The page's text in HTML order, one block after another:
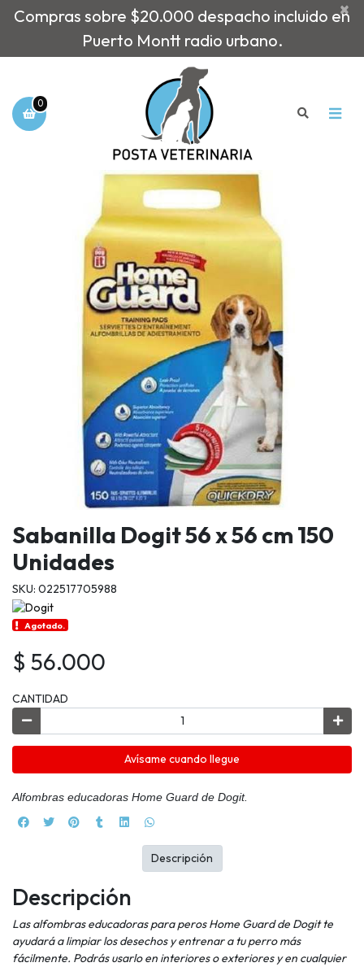
Compras sobre $20.000 despacho incluido en
Puerto Montt radio urbano.
×
0
Sabanilla Dogit 56 x 56 cm 150
Unidades
SKU: 022517705988
Agotado.
$ 56.000
CANTIDAD
Avísame cuando llegue
Alfombras educadoras Home Guard de Dogit.
Descripción
Las alfombras educadoras para peros Home Guard de Dogit te
ayudará a limpiar los desechos y entrenar a tu perro más
fácilmente. Podrás usarlo en interiores o exteriores y en cualquier
Descripción